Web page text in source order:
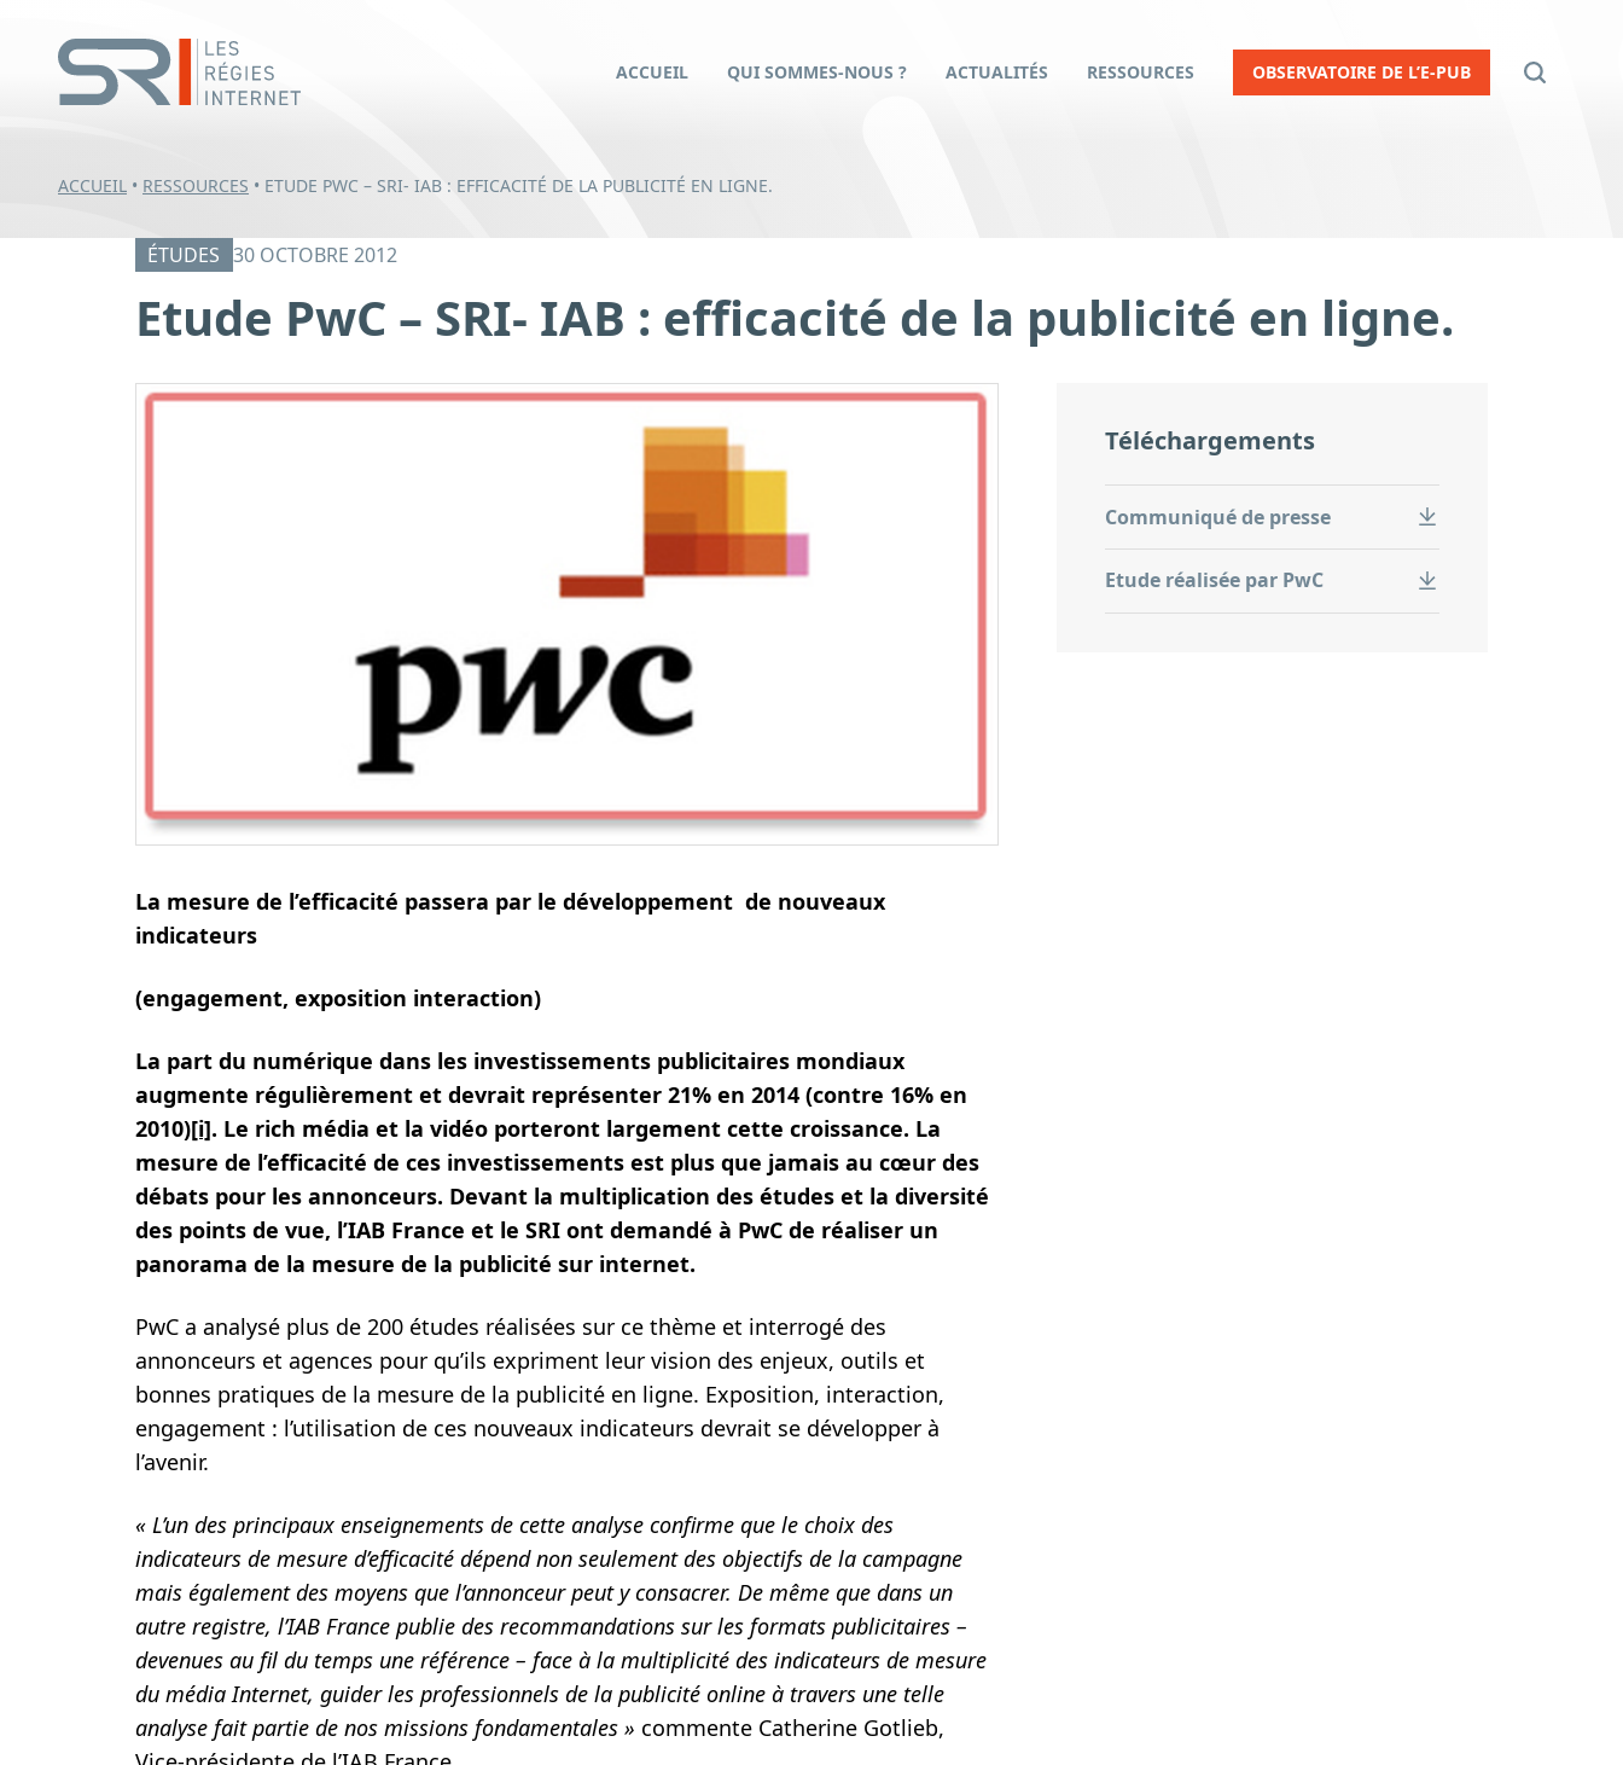
ACCUEIL QUI SOMMES-NOUS ? ACTUALITÉS RESSOURCES OBSERVATOIRE DE L’E-PUB
ACCUEIL • RESSOURCES • ETUDE PWC – SRI- IAB : EFFICACITÉ DE LA PUBLICITÉ EN LIGNE.
ÉTUDES 30 OCTOBRE 2012
Etude PwC – SRI- IAB : efficacité de la publicité en ligne.
La mesure de l’efficacité passera par le développement de nouveaux
indicateurs
(engagement, exposition interaction)
La part du numérique dans les investissements publicitaires mondiaux
augmente régulièrement et devrait représenter 21% en 2014 (contre 16% en
2010)[i]. Le rich média et la vidéo porteront largement cette croissance. La
mesure de l’efficacité de ces investissements est plus que jamais au cœur des
débats pour les annonceurs. Devant la multiplication des études et la diversité
des points de vue, l’IAB France et le SRI ont demandé à PwC de réaliser un
panorama de la mesure de la publicité sur internet.
PwC a analysé plus de 200 études réalisées sur ce thème et interrogé des
annonceurs et agences pour qu’ils expriment leur vision des enjeux, outils et
bonnes pratiques de la mesure de la publicité en ligne. Exposition, interaction,
engagement : l’utilisation de ces nouveaux indicateurs devrait se développer à
l’avenir.
« L’un des principaux enseignements de cette analyse confirme que le choix des
indicateurs de mesure d’efficacité dépend non seulement des objectifs de la campagne
mais également des moyens que l’annonceur peut y consacrer. De même que dans un
autre registre, l’IAB France publie des recommandations sur les formats publicitaires –
devenues au fil du temps une référence – face à la multiplicité des indicateurs de mesure
du média Internet, guider les professionnels de la publicité online à travers une telle
analyse fait partie de nos missions fondamentales » commente Catherine Gotlieb,
Téléchargements
Communiqué de presse
Etude réalisée par PwC